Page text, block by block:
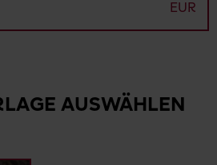
EUR
AUSWÄHLEN